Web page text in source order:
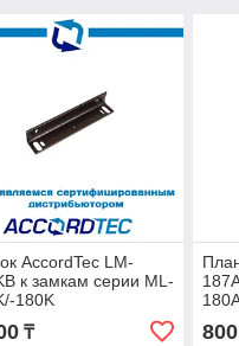
AccordTec LM-
к замкам серии ML-
180K
₸ 800